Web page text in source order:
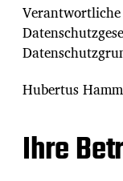
Hubertus
Ihre